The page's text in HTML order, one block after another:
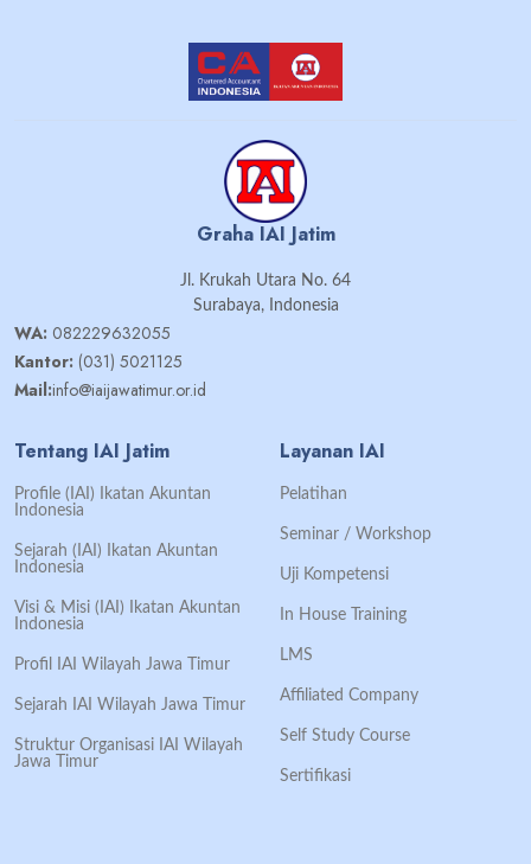
Graha IAI Jatim
Jl. Krukah Utara No. 64
Surabaya, Indonesia
WA: 082229632055
Kantor: (031) 5021125
Mail:info@iaijawatimur.or.id
Tentang IAI Jatim
Profile (IAI) Ikatan Akuntan
Indonesia
Sejarah (IAI) Ikatan Akuntan
Indonesia
Visi & Misi (IAI) Ikatan Akuntan
Indonesia
Profil IAI Wilayah Jawa Timur
Sejarah IAI Wilayah Jawa Timur
Struktur Organisasi IAI Wilayah
Jawa Timur
Layanan IAI
Pelatihan
Seminar / Workshop
Uji Kompetensi
In House Training
LMS
Affiliated Company
Self Study Course
Sertifikasi